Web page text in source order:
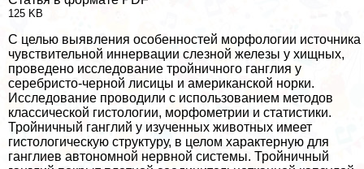
125 KB
С целью выявления особенностей морфологии источника
чувствительной иннервации слезной железы у хищных,
проведено исследование тройничного ганглия у
серебристо-черной лисицы и американской норки.
Исследование проводили с использованием методов
классической гистологии, морфометрии и статистики.
Тройничный ганглий у изученных животных имеет
гистологическую структуру, в целом хаpaктерную для
ганглиев автономной нервной системы. Тройничный